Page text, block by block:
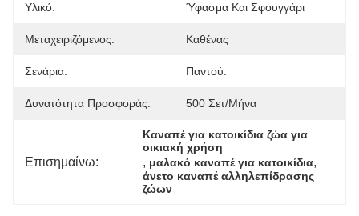
Υλικό: Ύφασμα Και Σφουγγάρι
Μεταχειριζόμενος: Καθένας
Σενάρια: Παντού.
Δυνατότητα Προσφοράς: 500 Σετ/μήνα
Επισημαίνω:
Καναπέ για κατοικίδια ζώα για
οικιακή χρήση
, μαλακό καναπέ για κατοικίδια,
άνετο καναπέ αλληλεπίδρασης
ζώων